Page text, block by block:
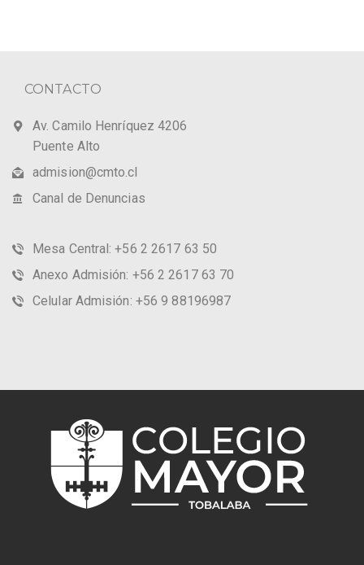
CONTACTO
Av. Camilo Henríquez 4206
Puente Alto
admision@cmto.cl
Canal de Denuncias
Mesa Central: +56 2 2617 63 50
Anexo Admisión: +56 2 2617 63 70
Celular Admisión: +56 9 88196987